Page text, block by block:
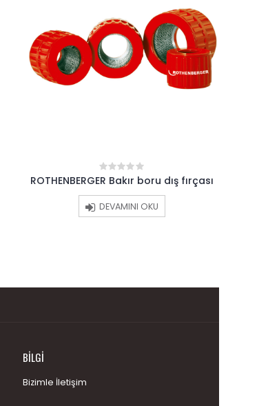
0
of
5
ROTHENBERGER Bakır boru dış fırçası
DEVAMINI OKU
BILGI
Bizimle İletişim